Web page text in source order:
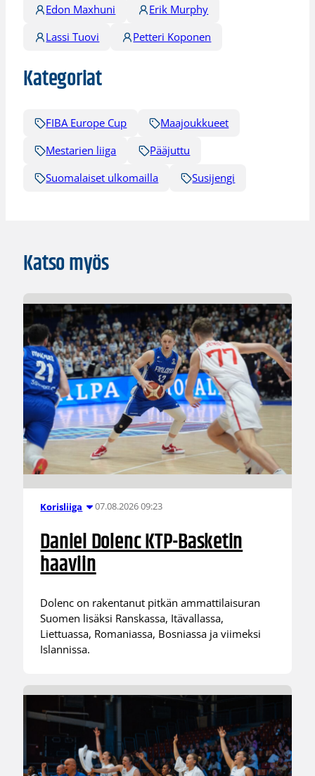
Edon Maxhuni
Erik Murphy
Lassi Tuovi
Petteri Koponen
Kategoriat
FIBA Europe Cup
Maajoukkueet
Mestarien liiga
Pääjuttu
Suomalaiset ulkomailla
Susijengi
Katso myös
Korisliiga 07.08.2026 09:23
Daniel Dolenc KTP-Basketin
haaviin
Dolenc on rakentanut pitkän ammattilaisuran
Suomen lisäksi Ranskassa, Itävallassa,
Liettuassa, Romaniassa, Bosniassa ja viimeksi
Islannissa.